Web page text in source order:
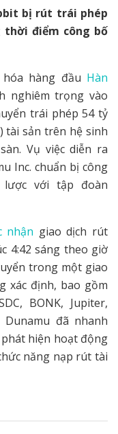
bị rút trái phép
thời điểm công bố
hàng đầu Hàn
nghiêm trọng vào
trái phép 54 tỷ
tài sản trên hệ sinh
Vụ việc diễn ra
Inc. chuẩn bị công
với tập đoàn
nhận giao dịch rút
4:42 sáng theo giờ
trong một giao
xác định, bao gồm
BONK, Jupiter,
Dunamu đã nhanh
hiện hoạt động
năng nạp rút tài